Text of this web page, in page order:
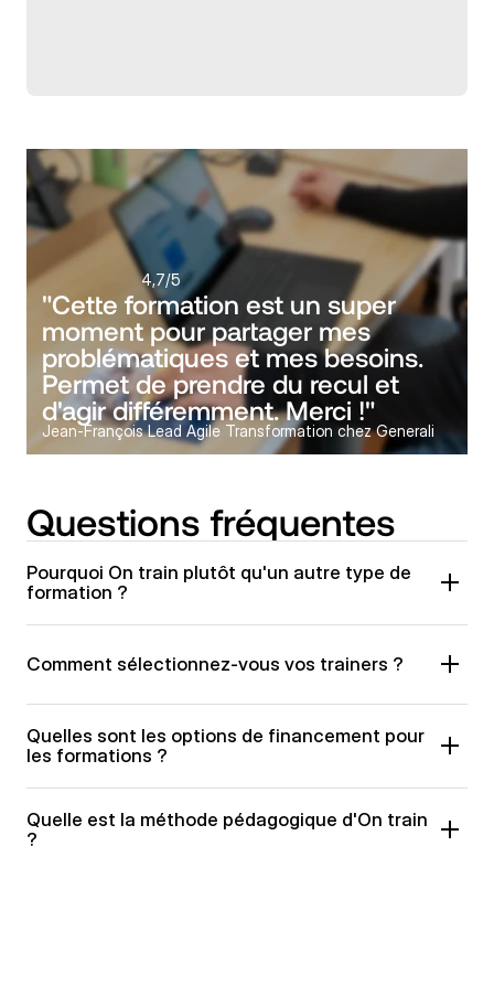
4,7/5
"Cette formation est un super
moment pour partager mes
problématiques et mes besoins.
Permet de prendre du recul et
d'agir différemment. Merci !"
Jean-François Lead Agile Transformation chez Generali
Questions fréquentes
Pourquoi On train plutôt qu'un autre type de
formation ?
Comment sélectionnez-vous vos trainers ?
Quelles sont les options de financement pour
les formations ?
Quelle est la méthode pédagogique d'On train
?